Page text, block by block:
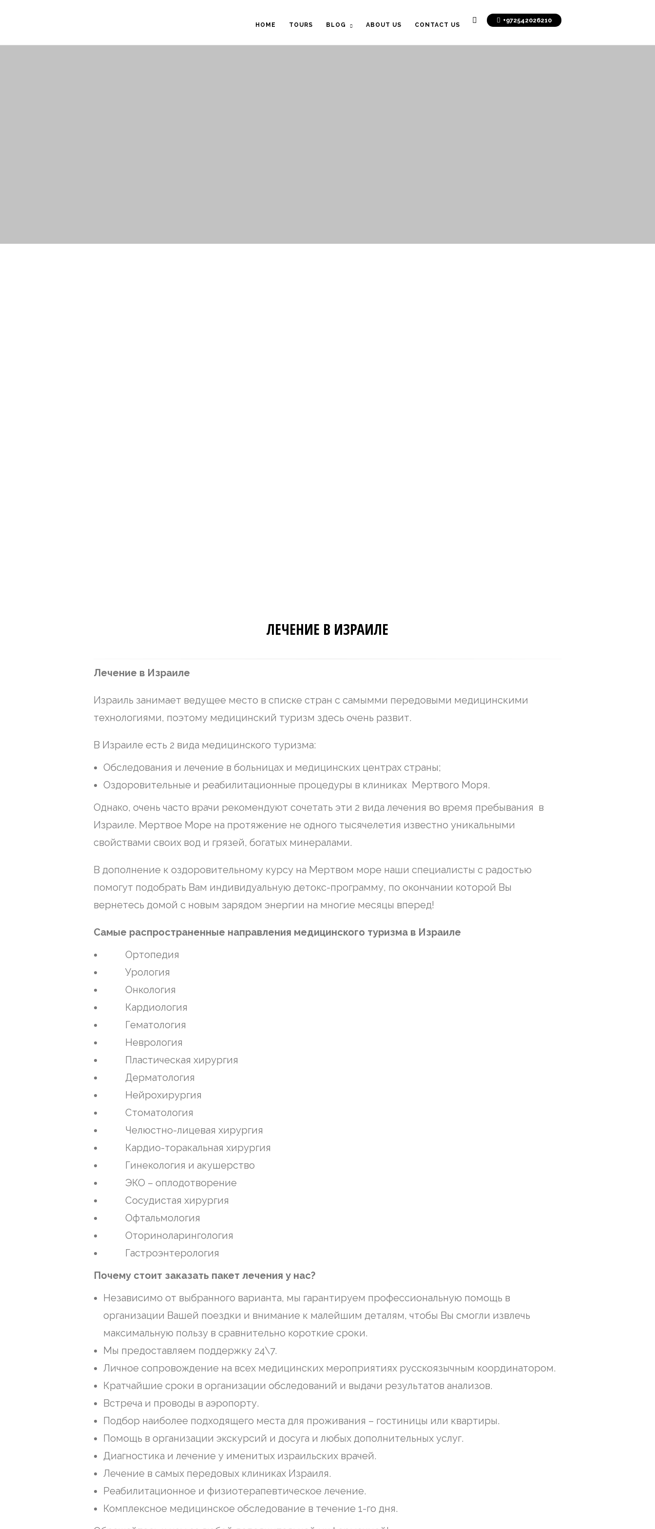
+972542026210
HOME TOURS BLOG ABOUT US CONTACT US
ЛЕЧЕНИЕ В ИЗРАИЛЕ
Лечение в Израиле
Израиль занимает ведущее место в списке стран c самымми передовыми медицинскими
технологиями, поэтому медицинский туризм здесь очень развит.
В Израиле есть 2 вида медицинского туризма:
Обследования и лечение в больницах и медицинских центрах страны;
Оздоровительные и реабилитационные процедуры в клиниках Мертвого Моря.
Однако, очень часто врачи рекомендуют сочетать эти 2 вида лечения во время пребывания в
Израиле. Мертвое Море на протяжение не одного тысячелетия известно уникальными
свойствами своих вод и грязей, богатых минералами.
В дополнение к оздоровительному курсу на Мертвом море наши специалисты с радостью
помогут подобрать Вам индивидуальную детокс-программу, по окончании которой Вы
вернетесь домой с новым зарядом энергии на многие месяцы вперед!
Самые распространенные направления медицинского туризма в Израиле
Ортопедия
Урология
Онкология
Кардиология
Гематология
Неврология
Пластическая хирургия
Дерматология
Нейрохирургия
Стоматология
Челюстно-лицевая хирургия
Кардио-торакальная хирургия
Гинекология и акушерство
ЭКО – оплодотворение
Сосудистая хирургия
Офтальмология
Оториноларингология
Гастроэнтерология
Почему стоит заказать пакет лечения у нас?
Независимо от выбранного варианта, мы гарантируем профессиональную помощь в
организации Вашей поездки и внимание к малейшим деталям, чтобы Вы смогли извлечь
максимальную пользу в сравнительно короткие сроки.
Мы предоставляем поддержку 24\7.
Личное сопровождение на всех медицинских мероприятиях русскоязычным координатором.
Кратчайшие сроки в организации обследований и выдачи результатов анализов.
Встреча и проводы в аэропорту.
Подбор наиболее подходящего места для проживания – гостиницы или квартиры.
Помощь в организации экскурсий и досуга и любых дополнительных услуг.
Диагностика и лечение у именитых израильских врачей.
Лечение в самых передовых клиниках Израиля.
Реабилитационное и физиотерапевтическое лечение.
Комплексное медицинское обследование в течение 1-го дня.